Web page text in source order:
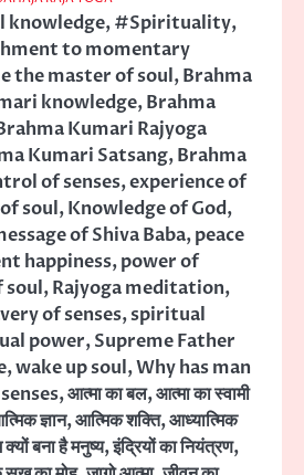
,#Spirituality,
to momentary
the master of soul,Brahma
knowledge,Brahma
Kumari Rajyoga
Kumari Satsang,Brahma
of senses,experience of
soul,Knowledge of God,
of Shiva Baba,peace
happiness,power of
soul,Rajyoga meditation,
of senses,spiritual
power,Supreme Father
,wake up soul,Why has man
,आत्मा का बल,आत्मा का स्वामी
ज्ञान,आत्मिक शक्ति,आध्यात्मिक
बना है मनुष्य,इंद्रियों का नियंत्रण,